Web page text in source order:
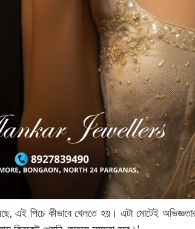
এই পিচে কীভাবে খেলতে হয়। এটা মোটেই